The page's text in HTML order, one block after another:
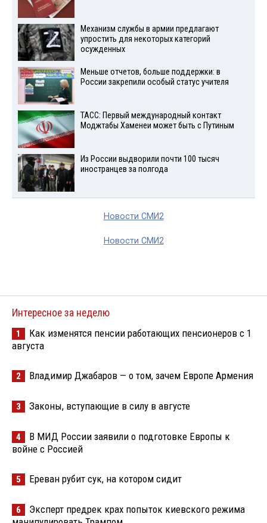
Механизм службы в армии предлагают
упростить для некоторых категорий
осужденных
Меньше отчетов, больше поддержки: в
России закрепили особый статус учителя
ТАСС: Первый международный контакт
Моджтабы Хаменеи может быть с Путиным
Из России выдворили почти 100 тысяч
иностранцев за полгода
Новости СМИ2
Новости СМИ2
Интересное за неделю
1
Как изменятся пенсии работающих пенсионеров с 1
августа
2 Владимир Джабаров — о том, зачем Европе Армения
3 Законы, вступающие в силу в августе
4
В МИД России заявили о подготовке Европы к
войне с Россией
5 Ереван рубит сук, на котором сидит
6
Эксперт предрек крах попыток киевского режима